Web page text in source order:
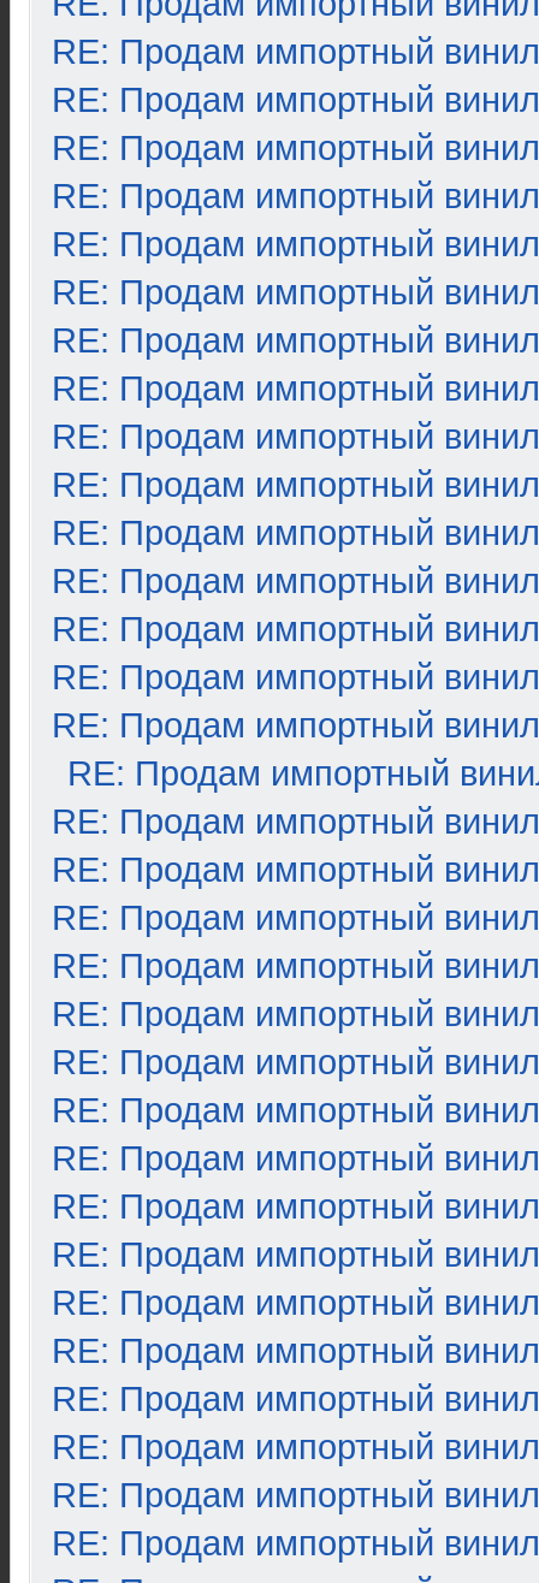
RE: Продам импортный винил
RE: Продам импортный винил
RE: Продам импортный винил
RE: Продам импортный винил
RE: Продам импортный винил
RE: Продам импортный винил
RE: Продам импортный винил
RE: Продам импортный винил
RE: Продам импортный винил
RE: Продам импортный винил
RE: Продам импортный винил
RE: Продам импортный винил
RE: Продам импортный винил
RE: Продам импортный винил
RE: Продам импортный винил
RE: Продам импортный
RE: Продам импортный винил
RE: Продам импортный винил
RE: Продам импортный винил
RE: Продам импортный винил
RE: Продам импортный винил
RE: Продам импортный винил
RE: Продам импортный винил
RE: Продам импортный винил
RE: Продам импортный винил
RE: Продам импортный винил
RE: Продам импортный винил
RE: Продам импортный винил
RE: Продам импортный винил
RE: Продам импортный винил
RE: Продам импортный винил
RE: Продам импортный винил